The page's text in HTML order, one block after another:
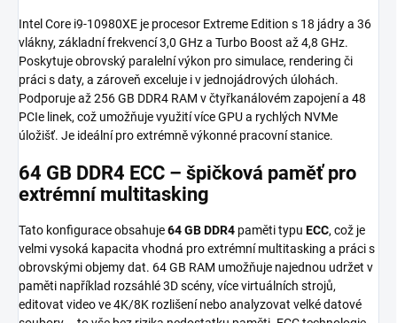
Intel Core i9-10980XE je procesor Extreme Edition s 18 jádry a 36
vlákny, základní frekvencí 3,0 GHz a Turbo Boost až 4,8 GHz.
Poskytuje obrovský paralelní výkon pro simulace, rendering či
práci s daty, a zároveň exceluje i v jednojádrových úlohách.
Podporuje až 256 GB DDR4 RAM v čtyřkanálovém zapojení a 48
PCIe linek, což umožňuje využití více GPU a rychlých NVMe
úložišť. Je ideální pro extrémně výkonné pracovní stanice.
64 GB DDR4 ECC – špičková paměť pro
extrémní multitasking
Tato konfigurace obsahuje64 GB DDR4 paměti typu ECC, což je
velmi vysoká kapacita vhodná pro extrémní multitasking a práci s
obrovskými objemy dat. 64 GB RAM umožňuje najednou udržet v
paměti například rozsáhlé 3D scény, více virtuálních strojů,
editovat video ve 4K/8K rozlišení nebo analyzovat velké datové